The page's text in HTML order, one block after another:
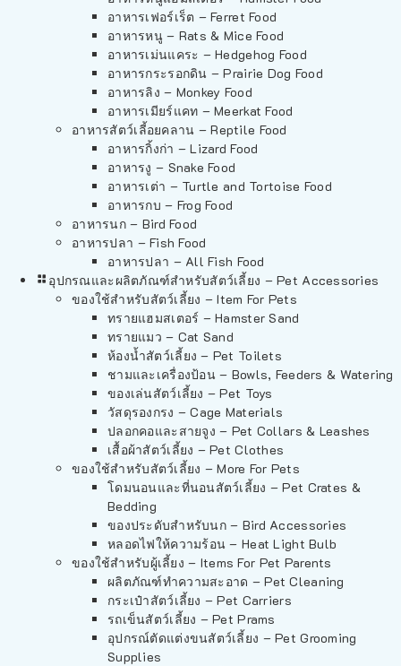
อาหารเฟอร์เร็ต – Ferret Food
อาหารหนู – Rats & Mice Food
อาหารเม่นแคระ – Hedgehog Food
อาหารกระรอกดิน – Prairie Dog Food
อาหารลิง – Monkey Food
อาหารเมียร์แคท – Meerkat Food
อาหารสัตว์เลี้อยคลาน – Reptile Food
อาหารกิ้งก่า – Lizard Food
อาหารงู – Snake Food
อาหารเต่า – Turtle and Tortoise Food
อาหารกบ – Frog Food
อาหารนก – Bird Food
อาหารปลา – Fish Food
อาหารปลา – All Fish Food
อุปกรณและผลิตภัณฑ์สำหรับสัตว์เลี้ยง – Pet Accessories
ของใช้สำหรับสัตว์เลี้ยง – Item For Pets
ทรายแฮมสเตอร์ – Hamster Sand
ทรายแมว – Cat Sand
ห้องน้ำสัตว์เลี้ยง – Pet Toilets
ชามและเครื่องป้อน – Bowls, Feeders & Watering
ของเล่นสัตว์เลี้ยง – Pet Toys
วัสดุรองกรง – Cage Materials
ปลอกคอและสายจูง – Pet Collars & Leashes
เสื้อผ้าสัตว์เลี้ยง – Pet Clothes
ของใช้สำหรับสัตว์เลี้ยง – More For Pets
โดมนอนและที่นอนสัตว์เลี้ยง – Pet Crates &
Bedding
ของประดับสำหรับนก – Bird Accessories
หลอดไฟให้ความร้อน – Heat Light Bulb
ของใช้สำหรับผู้เลี้ยง – Items For Pet Parents
ผลิตภัณฑ์ทำความสะอาด – Pet Cleaning
กระเป๋าสัตว์เลี้ยง – Pet Carriers
รถเข็นสัตว์เลี้ยง – Pet Prams
อุปกรณ์ตัดแต่งขนสัตว์เลี้ยง – Pet Grooming
Supplies